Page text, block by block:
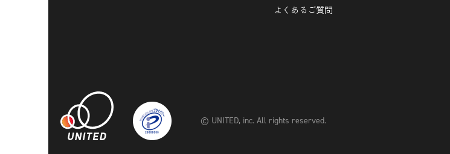
よくあるご質問
© UNITED, inc. All rights reserved.